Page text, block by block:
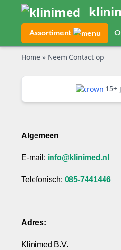
Assortiment
Home » Neem Contact op
15+
Algemeen
E-mail: info@klinimed.nl
Telefonisch: 085-7441446
Adres:
Klinimed B.V.